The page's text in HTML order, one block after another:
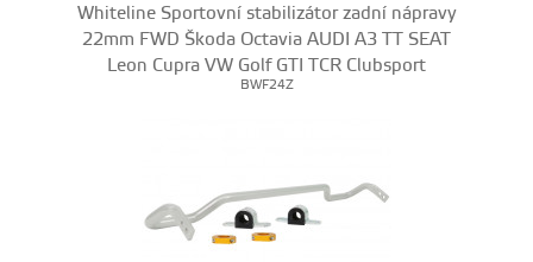
Whiteline Sportovní stabilizátor zadní nápravy
22mm FWD Škoda Octavia AUDI A3 TT SEAT
Leon Cupra VW Golf GTI TCR Clubsport
BWF24Z